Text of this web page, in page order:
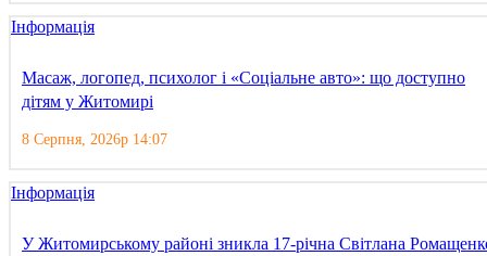
Інформація
Масаж, логопед, психолог і «Соціальне авто»: що доступно
дітям у Житомирі
8 Серпня, 2026р 14:07
Інформація
У Житомирському районі зникла 17-річна Світлана